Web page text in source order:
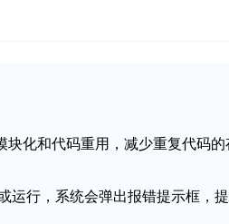
块化和代码重用，减少重复代码的
运行，系统会弹出报错提示框，